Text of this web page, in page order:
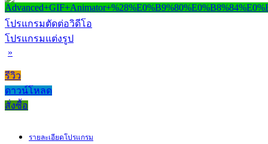
โปรแกรมตัดต่อวิดีโอ
โปรแกรมแต่งรูป
»
รีวิว
ดาวน์โหลด
สั่งซื้อ
รายละเอียดโปรแกรม